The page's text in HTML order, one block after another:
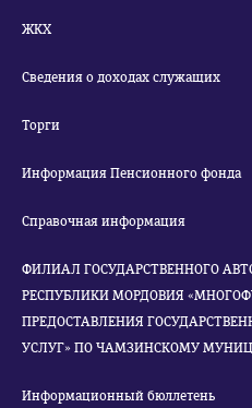
ЖКХ
Сведения о доходах служащих
Торги
Информация Пенсионного фонда
Справочная информация
ФИЛИАЛ ГОСУДАРСТВЕННОГО
РЕСПУБЛИКИ МОРДОВИЯ
ПРЕДОСТАВЛЕНИЯ
УСЛУГ» ПО ЧАМЗИНСКОМУ
Информационный бюллетень